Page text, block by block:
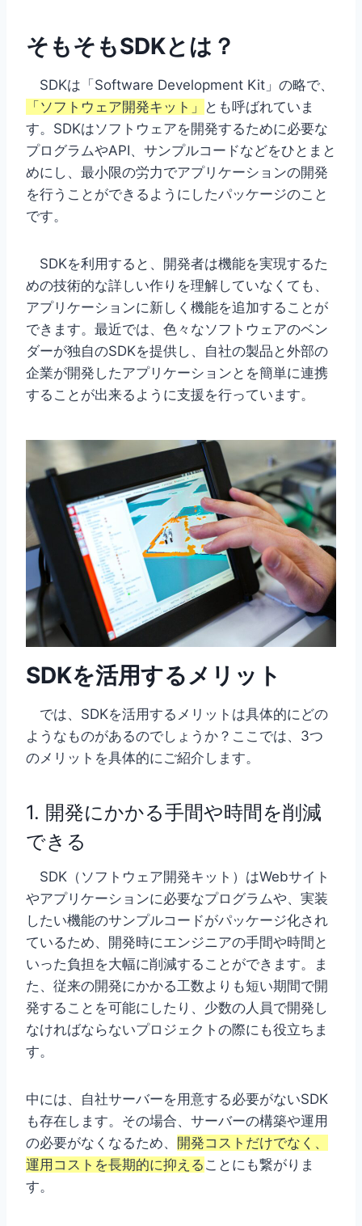
そもそもSDKとは？
SDKは「Software Development Kit」の略で、
「ソフトウェア開発キット」
とも呼ばれていま
す。SDKはソフトウェアを開発するために必要な
プログラムやAPI、サンプルコードなどをひとまと
めにし、最小限の労力でアプリケーションの開発
を行うことができるようにしたパッケージのこと
です。
SDKを利用すると、開発者は機能を実現するた
めの技術的な詳しい作りを理解していなくても、
アプリケーションに新しく機能を追加することが
できます。最近では、色々なソフトウェアのベン
ダーが独自のSDKを提供し、自社の製品と外部の
企業が開発したアプリケーションとを簡単に連携
することが出来るように支援を行っています。
SDKを活用するメリット
では、SDKを活用するメリットは具体的にどの
ようなものがあるのでしょうか？ここでは、3つ
のメリットを具体的にご紹介します。
1. 開発にかかる手間や時間を削減
できる
SDK（ソフトウェア開発キット）はWebサイト
やアプリケーションに必要なプログラムや、実装
したい機能のサンプルコードがパッケージ化され
ているため、開発時にエンジニアの手間や時間と
いった負担を大幅に削減することができます。ま
た、従来の開発にかかる工数よりも短い期間で開
発することを可能にしたり、少数の人員で開発し
なければならないプロジェクトの際にも役立ちま
す。
中には、自社サーバーを用意する必要がないSDK
も存在します。その場合、サーバーの構築や運用
の必要がなくなるため、 開発コストだけでなく、
運用コストを長期的に抑える ことにも繋がりま
す。